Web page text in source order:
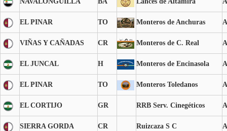
EL PINAR TO Monteros de Anchuras A
VIÑAS Y CAÑADAS CR Monteros de C. Real A
EL JUNCAL H Monteros de Encinasola A
EL PINAR TO Monteros Toledanos A
EL CORTIJO GR RRB Serv. Cinegéticos A
SIERRA GORDA CR Ruizcaza S C A